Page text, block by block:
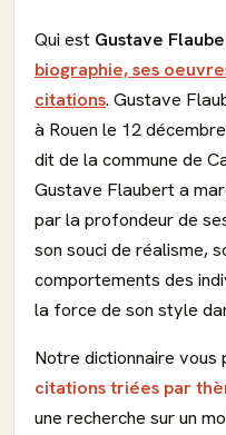
Qui est Gustave
biographie, ses
citations. Gustave
à Rouen le 12
dit de la commune de
Gustave Flaubert a
par la profondeur de
son souci de réalisme,
comportements des
la force de son style
Notre dictionnaire vous
citations triées par
une recherche sur un